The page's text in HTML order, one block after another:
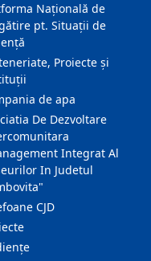
Națională de
pt. Situații de
Proiecte și
de apa
De Dezvoltare
Integrat Al
In Judetul
CJD